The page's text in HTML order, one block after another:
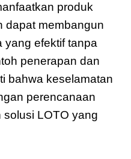
produk
dapat membangun
yang efektif tanpa
penerapan dan
bahwa keselamatan
perencanaan
LOTO yang